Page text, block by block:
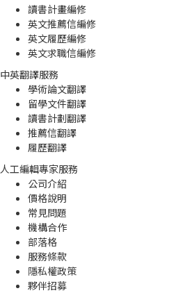
讀書計畫編修
英文推薦信編修
英文履歷編修
英文求職信編修
中英翻譯服務
學術論文翻譯
留學文件翻譯
讀書計劃翻譯
推薦信翻譯
履歷翻譯
人工編輯專家服務
公司介紹
價格說明
常見問題
機構合作
部落格
服務條款
隱私權政策
夥伴招募